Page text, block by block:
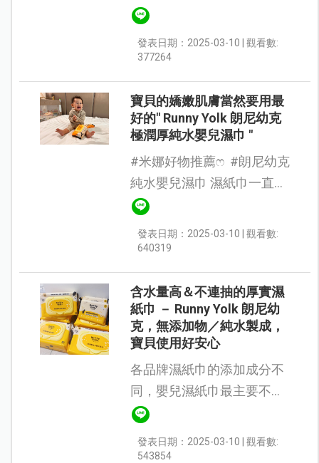
分享／ 很開心有機會體驗
【Runny Yolk 朗尼幼克極潤
厚純水嬰兒濕巾】（家庭號
的讓人...
發表日期：2025-03-10 | 觀看數:
377264
寶貝的嬌嫩肌膚當然要用最
好的" Runny Yolk 朗尼幼克
極潤厚純水嬰兒濕巾 "
#米娜好物推薦ෆ #朗尼幼克
純水嬰兒濕巾 濕紙巾一直都
是我們家的常備品，有小孩
後濕紙巾更成為外出必需
品，不管是吃飯擦手擦嘴、
發表日期：2025-03-10 | 觀看數:
640319
含水量高＆不連抽的厚實濕
紙巾 － Runny Yolk 朗尼幼
克，無添加物／純水製成，
寶貝使用好安心
各品牌濕紙巾的添加成分不
同，嬰兒濕紙巾最主要不能
添加酒精、香精、螢光劑，
這些成分過度接觸都會傷害
到寶寶皮膚。 因此在選擇寶
發表日期：2025-03-10 | 觀看數:
543854